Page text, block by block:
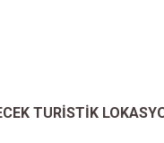
TURİSTİK